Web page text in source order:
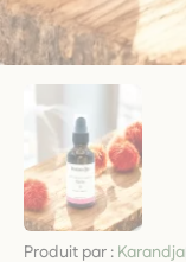
Produit par : Karandja